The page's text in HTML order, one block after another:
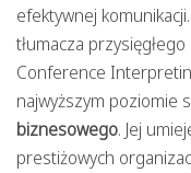
efektywnej
tłumacza
Conference
najwyższym poziomie
biznesowego. Jej
prestiżowych